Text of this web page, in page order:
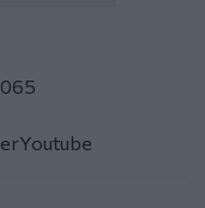
Youtube